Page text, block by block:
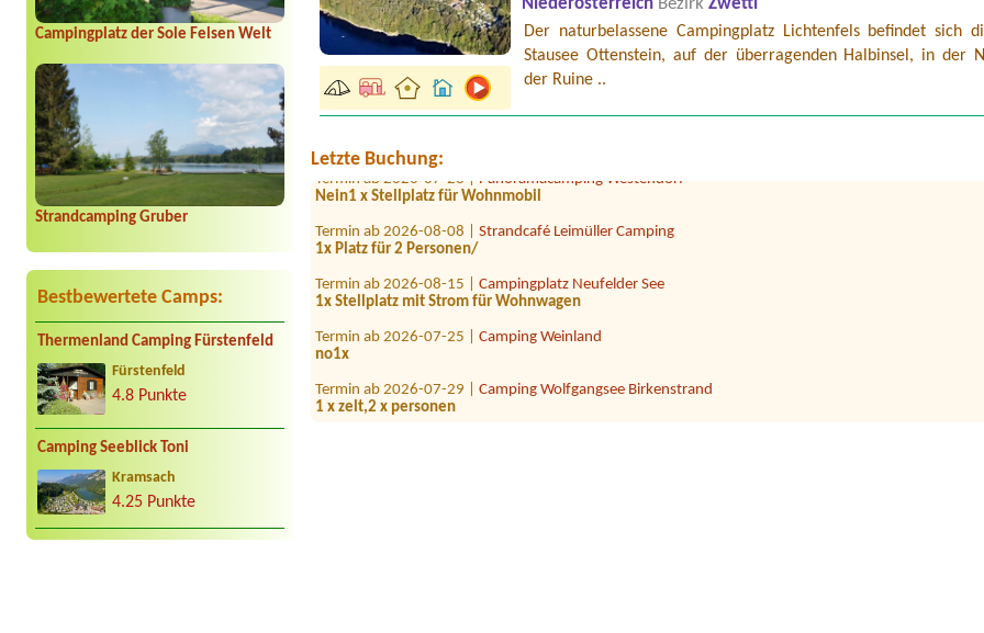
Campingplatz der Sole Felsen Welt
Strandcamping Gruber
Bestbewertete Camps:
Thermenland Camping Fürstenfeld
Fürstenfeld
4.8 Punkte
Camping Seeblick Toni
Kramsach
4.25 Punkte
Niederösterreich Bezirk Zwettl
Der naturbelassene Campingplatz Lichtenfels befindet sich
Stausee Ottenstein, auf der überragenden Halbinsel, in der
der Ruine ..
Letzte Buchung:
Termin ab 2026-08-13 |Seecamping Appesbach
1x place for tent 2 people and dog
Termin ab 2026-08-01 |Camping Ötztal Längenfeld
Termin ab 2026-07-28 |
Nein1 x Stellplatz für Wohnmobil
1x Platz für 2 Personen/
1x Stellplatz mit Strom für Wohnwagen
no1x
1 x zelt,2 x personen